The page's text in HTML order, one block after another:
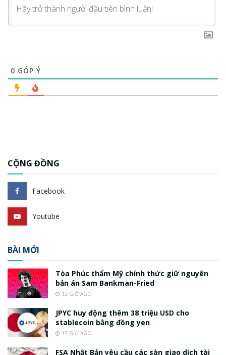
0 GÓP Ý
CỘNG ĐỒNG
Facebook
Youtube
BÀI MỚI
Tòa Phúc thẩm Mỹ chính thức giữ nguyên
bản án Sam Bankman-Fried
12 GIỜ AGO
JPYC huy động thêm 38 triệu USD cho
stablecoin bằng đồng yen
13 GIỜ AGO
FSA Nhật Bản yêu cầu các sàn giao dịch tài